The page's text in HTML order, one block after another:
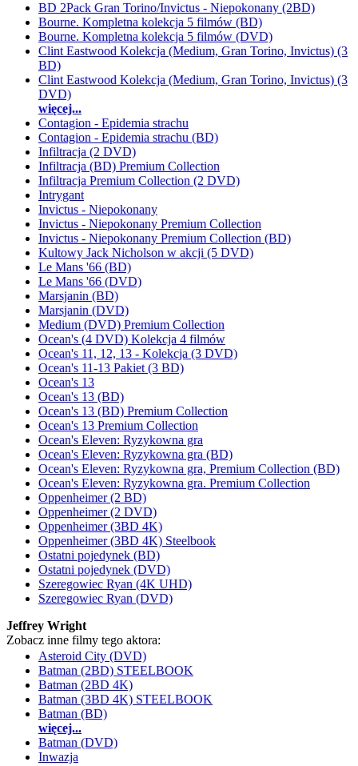
BD 2Pack Gran Torino/Invictus - Niepokonany (2BD)
Bourne. Kompletna kolekcja 5 filmów (BD)
Bourne. Kompletna kolekcja 5 filmów (DVD)
Clint Eastwood Kolekcja (Medium, Gran Torino, Invictus) (3
BD)
Clint Eastwood Kolekcja (Medium, Gran Torino, Invictus) (3
DVD)
więcej...
Contagion - Epidemia strachu
Contagion - Epidemia strachu (BD)
Infiltracja (2 DVD)
Infiltracja (BD) Premium Collection
Infiltracja Premium Collection (2 DVD)
Intrygant
Invictus - Niepokonany
Invictus - Niepokonany Premium Collection
Invictus - Niepokonany Premium Collection (BD)
Kultowy Jack Nicholson w akcji (5 DVD)
Le Mans '66 (BD)
Le Mans '66 (DVD)
Marsjanin (BD)
Marsjanin (DVD)
Medium (DVD) Premium Collection
Ocean's (4 DVD) Kolekcja 4 filmów
Ocean's 11, 12, 13 - Kolekcja (3 DVD)
Ocean's 11-13 Pakiet (3 BD)
Ocean's 13
Ocean's 13 (BD)
Ocean's 13 (BD) Premium Collection
Ocean's 13 Premium Collection
Ocean's Eleven: Ryzykowna gra
Ocean's Eleven: Ryzykowna gra (BD)
Ocean's Eleven: Ryzykowna gra, Premium Collection (BD)
Ocean's Eleven: Ryzykowna gra. Premium Collection
Oppenheimer (2 BD)
Oppenheimer (2 DVD)
Oppenheimer (3BD 4K)
Oppenheimer (3BD 4K) Steelbook
Ostatni pojedynek (BD)
Ostatni pojedynek (DVD)
Szeregowiec Ryan (4K UHD)
Szeregowiec Ryan (DVD)
Jeffrey Wright
Zobacz inne filmy tego aktora:
Asteroid City (DVD)
Batman (2BD) STEELBOOK
Batman (2BD 4K)
Batman (3BD 4K) STEELBOOK
Batman (BD)
więcej...
Batman (DVD)
Inwazja